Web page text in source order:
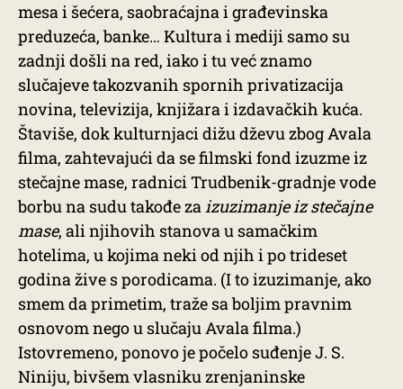
mesa i šećera, saobraćajna i građevinska
preduzeća, banke… Kultura i mediji samo su
zadnji došli na red, iako i tu već znamo
slučajeve takozvanih spornih privatizacija
novina, televizija, knjižara i izdavačkih kuća.
Štaviše, dok kulturnjaci dižu dževu zbog Avala
filma, zahtevajući da se filmski fond izuzme iz
stečajne mase, radnici Trudbenik-gradnje vode
borbu na sudu takođe zaizuzimanje iz stečajne
mase, ali njihovih stanova u samačkim
hotelima, u kojima neki od njih i po trideset
godina žive s porodicama. (I to izuzimanje, ako
smem da primetim, traže sa boljim pravnim
osnovom nego u slučaju Avala filma.)
Istovremeno, ponovo je počelo suđenje J. S.
Niniju, bivšem vlasniku zrenjaninske